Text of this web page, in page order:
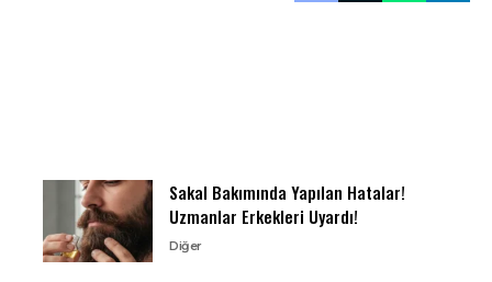
Sakal Bakımında Yapılan Hatalar!
Uzmanlar Erkekleri Uyardı!
Diğer